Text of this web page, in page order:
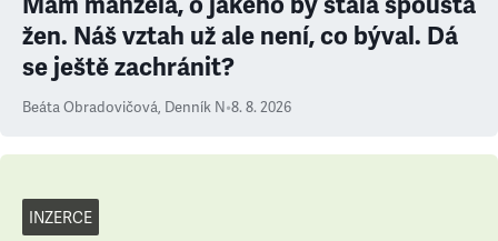
žen. Náš vztah už ale není, co býval. Dá
se ještě zachránit?
Beáta Obradovičová, Denník N•8. 8. 2026
INZERCE